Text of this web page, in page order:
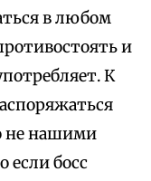
в любом
и
К
не нашими
если босс